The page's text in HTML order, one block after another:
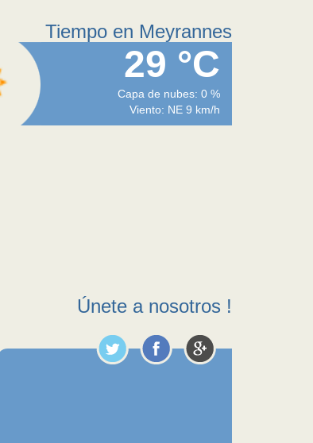
Tiempo en Meyrannes
29 °C
Capa de nubes: 0 %
Viento: NE 9 km/h
Únete a nosotros !